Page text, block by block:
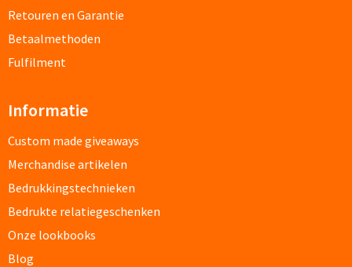
Touchpennen bedrukken
Luxe pennen bedrukken
Potloden bedrukken
Kinderschrijfwaren bedrukken
Retouren en Garantie
Betaalmethoden
Fulfilment
Informatie
Custom made giveaways
Merchandise artikelen
Bedrukkingstechnieken
Bedrukte relatiegeschenken
Onze lookbooks
Blog